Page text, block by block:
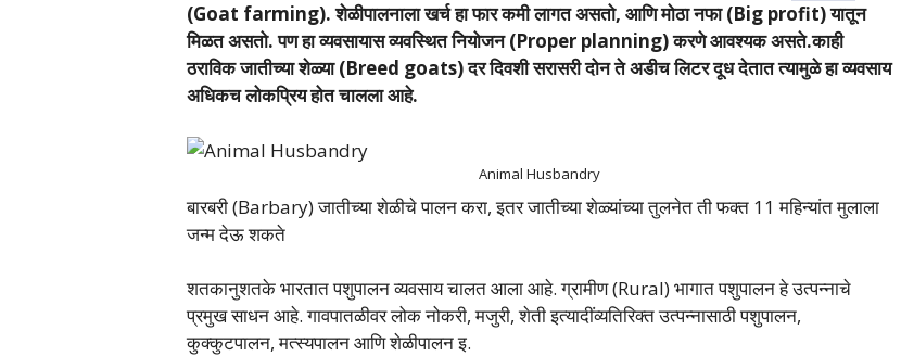
(Goat farming). शेळीपालनाला खर्च हा फार कमी लागत असतो, आणि मोठा नफा (Big profit) यातून
मिळत असतो. पण हा व्यवसायास व्यवस्थित नियोजन (Proper planning) करणे आवश्यक असते.काही
ठराविक जातीच्या शेळ्या (Breed goats) दर दिवशी सरासरी दोन ते अडीच लिटर दूध देतात त्यामुळे हा व्यवसाय
अधिकच लोकप्रिय होत चालला आहे.
Animal Husbandry
बारबरी (Barbary) जातीच्या शेळीचे पालन करा, इतर जातीच्या शेळ्यांच्या तुलनेत ती फक्त 11 महिन्यांत मुलाला
जन्म देऊ शकते
शतकानुशतके भारतात पशुपालन व्यवसाय चालत आला आहे. ग्रामीण (Rural) भागात पशुपालन हे उत्पन्नाचे
प्रमुख साधन आहे. गावपातळीवर लोक नोकरी, मजुरी, शेती इत्यादींव्यतिरिक्त उत्पन्नासाठी पशुपालन,
कुक्कुटपालन, मत्स्यपालन आणि शेळीपालन इ.